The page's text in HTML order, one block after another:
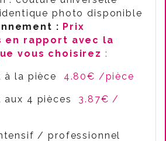
photo disponible
: Prix
en rapport avec la
vous choisirez :
à la pièce 4.80€ /pièce
aux 4 pièces
3.87€ /
/ professionnel